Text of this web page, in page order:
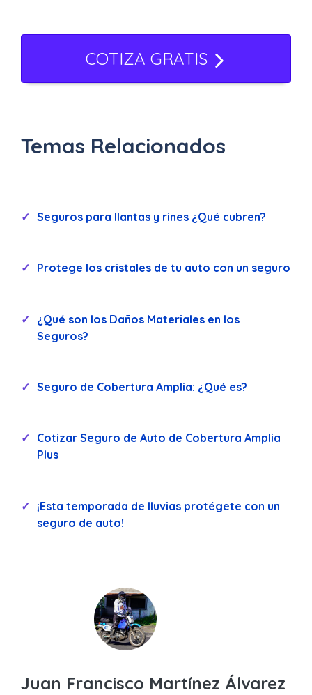
COTIZA GRATIS
Temas Relacionados
Seguros para llantas y rines ¿Qué cubren?
Protege los cristales de tu auto con un seguro
¿Qué son los Daños Materiales en los
Seguros?
Seguro de Cobertura Amplia: ¿Qué es?
Cotizar Seguro de Auto de Cobertura Amplia
Plus
¡Esta temporada de lluvias protégete con un
seguro de auto!
Juan Francisco Martínez Álvarez